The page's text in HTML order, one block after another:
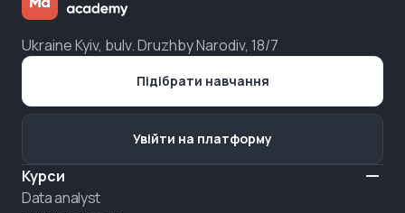
Ukraine Kyiv, bulv. Druzhby Narodiv, 18/7
Курси
Data analyst
Підібрати навчання
Увійти на платформу